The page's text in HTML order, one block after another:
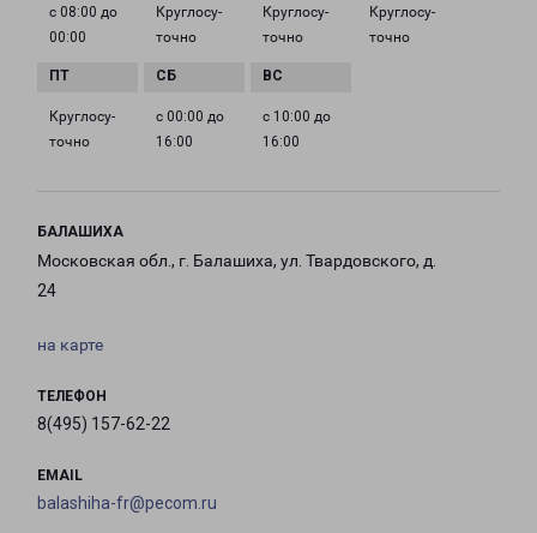
с 08:00 до
00:00
Круглосу­
точно
Круглосу­
точно
Круглосу­
точно
Круглосу­
точно
с 00:00 до
16:00
с 10:00 до
16:00
БАЛАШИХА
Московская обл., г. Балашиха, ул. Твардовского, д.
24
на карте
ТЕЛЕФОН
8(495) 157-62-22
EMAIL
balashiha-fr@pecom.ru